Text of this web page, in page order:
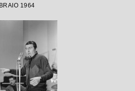
1964